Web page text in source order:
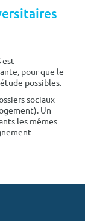
est
pour que le
possibles.
sociaux
Un
les mêmes